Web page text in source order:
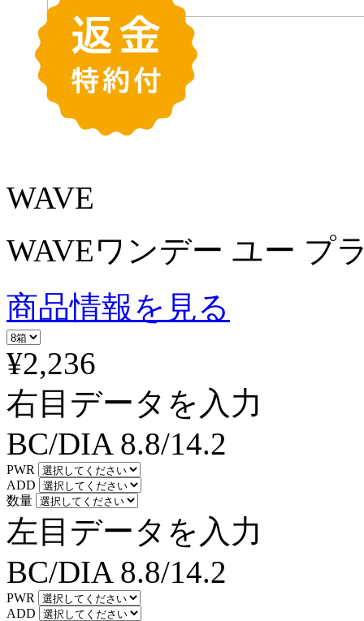
WAVE
WAVEワンデー ユー プ
商品情報を見る
¥2,236
右目データを入力
BC/DIA 8.8/14.2
PWR
ADD
数量
左目データを入力
BC/DIA 8.8/14.2
PWR
ADD